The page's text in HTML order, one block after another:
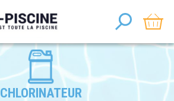
CHLORINATEUR